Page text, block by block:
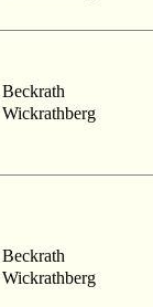
Beckrath
Wickrathberg
Beckrath
Wickrathberg